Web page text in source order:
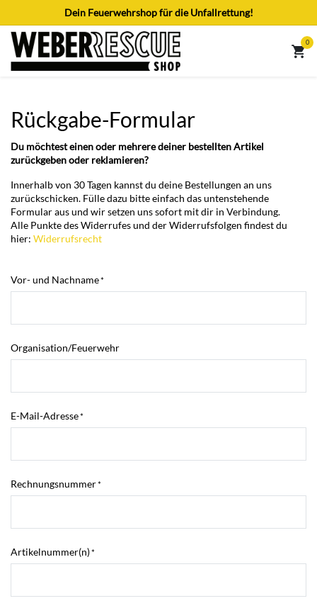
Zum Inhalt springenDein Feuerwehrshop für die Unfallrettung!
0
Rückgabe-Formular
Du möchtest einen oder mehrere deiner bestellten Artikel
zurückgeben oder reklamieren?
Innerhalb von 30 Tagen kannst du deine Bestellungen an uns
zurückschicken. Fülle dazu bitte einfach das untenstehende
Formular aus und wir setzen uns sofort mit dir in Verbindung.
Alle Punkte des Widerrufes und der Widerrufsfolgen findest du
hier: Widerrufsrecht
Vor- und Nachname*
Organisation/Feuerwehr
E-Mail-Adresse*
Rechnungsnummer*
Artikelnummer(n)*